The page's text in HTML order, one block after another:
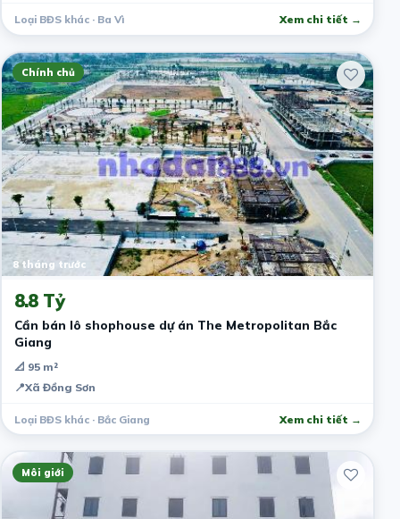
Loại BĐS khác · Ba Vì Xem chi tiết →
Chính chủ
8 tháng trước
8.8 Tỷ
Cần bán lô shophouse dự án The Metropolitan Bắc
Giang
📐 95 m²
📍Xã Đồng Sơn
Loại BĐS khác · Bắc Giang Xem chi tiết →
Môi giới